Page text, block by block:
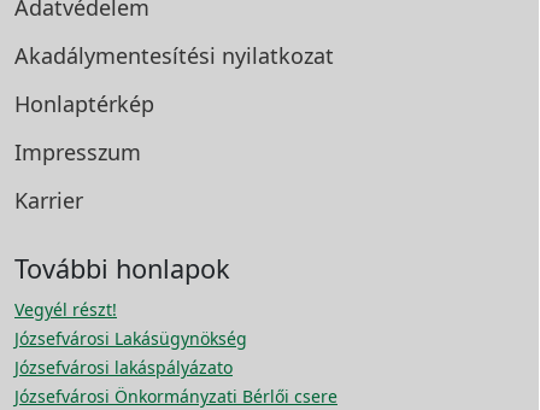
Adatvédelem
Akadálymentesítési nyilatkozat
Honlaptérkép
Impresszum
Karrier
További honlapok
Vegyél részt!
Józsefvárosi Lakásügynökség
Józsefvárosi lakáspályázato
Józsefvárosi Önkormányzati Bérlői csere